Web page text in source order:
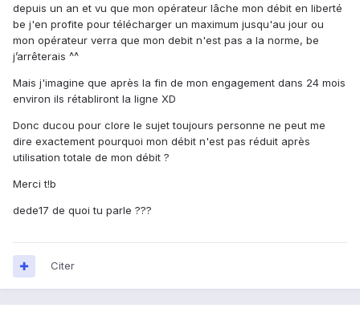
depuis un an et vu que mon opérateur lâche mon débit en liberté
be j'en profite pour télécharger un maximum jusqu'au jour ou
mon opérateur verra que mon debit n'est pas a la norme, be
j’arrêterais ^^
Mais j'imagine que après la fin de mon engagement dans 24 mois
environ ils rétabliront la ligne XD
Donc ducou pour clore le sujet toujours personne ne peut me
dire exactement pourquoi mon débit n'est pas réduit après
utilisation totale de mon débit ?
Merci t!b
dede17 de quoi tu parle ???
Citer